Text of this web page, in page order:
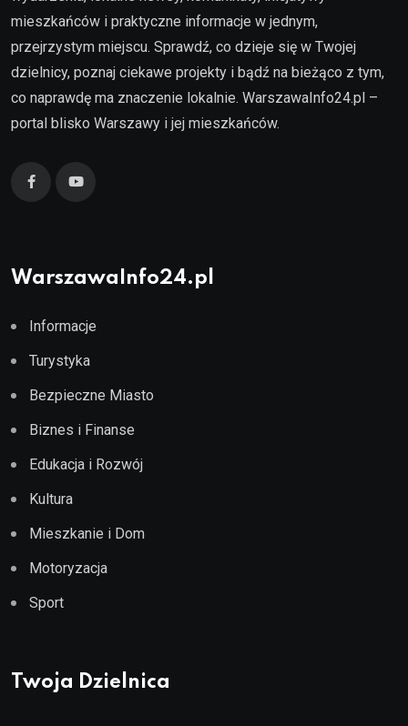
mieszkańców i praktyczne informacje w jednym,
przejrzystym miejscu. Sprawdź, co dzieje się w Twojej
dzielnicy, poznaj ciekawe projekty i bądź na bieżąco z tym,
co naprawdę ma znaczenie lokalnie. WarszawaInfo24.pl –
portal blisko Warszawy i jej mieszkańców.
WarszawaInfo24.pl
Informacje
Turystyka
Bezpieczne Miasto
Biznes i Finanse
Edukacja i Rozwój
Kultura
Mieszkanie i Dom
Motoryzacja
Sport
Twoja Dzielnica